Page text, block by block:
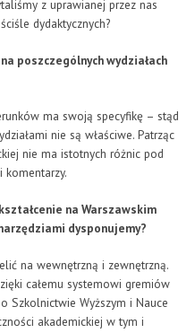
z uprawianej przez nas
dydaktycznych?
poszczególnych wydziałach
ma swoją specyfikę – stąd
nie są właściwe. Patrząc
nie ma istotnych różnic pod
na Warszawskim
dysponujemy?
na wewnętrzną i zewnętrzną.
całemu systemowi gremiów
Szkolnictwie Wyższym i Nauce
akademickiej w tym i